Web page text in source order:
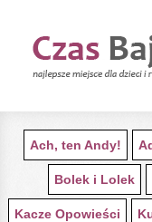
STRONA GŁÓWNA
Ach, ten Andy!
Bolek i Lolek
Kacze Opowieści